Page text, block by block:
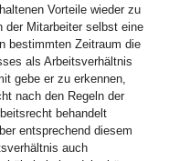
Vorteile wieder zu
der Mitarbeiter selbst eine
bestimmten Zeitraum die
als Arbeitsverhältnis
gebe er zu erkennen,
nach den Regeln der
behandelt
entsprechend diesem
auch